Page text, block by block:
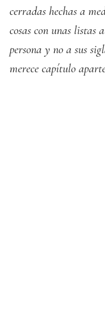
cerradas hechas a
cosas con unas listas
persona y no a sus
merece capítulo